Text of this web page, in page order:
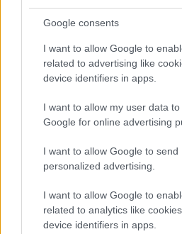
Google consents
I want to allow Google to
related to advertising like
device identifiers in apps.
I want to allow my user data
Google for online advertising
I want to allow Google to send
personalized advertising.
I want to allow Google to
related to analytics like
device identifiers in apps.
Condividi l'articolo
F
a
ce
b
o
o
k
T
w
it
te
r
Pi
n
te
re
st
W
h
at
s
A
p
p
S
h
a
Articolo
NOTIZIE RECENTI